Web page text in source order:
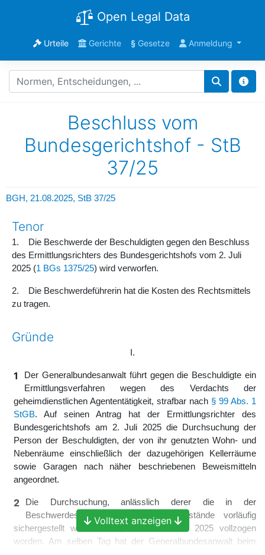
Open Legal Data
Urteile Gerichte §Gesetze Anmeldung
Beschluss vom
Bundesgerichtshof - StB
37/25
BGH, 21.08.2025, StB 37/25
Tenor
1. Die Beschwerde der Beschuldigten gegen den Beschluss
des Ermittlungsrichters des Bundesgerichtshofs vom 2. Juli
2025 (1 BGs 1375/25) wird verworfen.
2. Die Beschwerdeführerin hat die Kosten des Rechtsmittels
zu tragen.
Gründe
I.
1
Der Generalbundesanwalt führt gegen die Beschuldigte ein
Ermittlungsverfahren wegen des Verdachts der
geheimdienstlichen Agententätigkeit, strafbar nach § 99 Abs. 1
StGB. Auf seinen Antrag hat der Ermittlungsrichter des
Bundesgerichtshofs am 2. Juli 2025 die Durchsuchung der
Person der Beschuldigten, der von ihr genutzten Wohn- und
Nebenräume einschließlich der dazugehörigen Kellerräume
sowie Garagen nach näher beschriebenen Beweismitteln
angeordnet.
2
Die Durchsuchung, anlässlich derer die in der
Beschwerdeschrift aufgeführten Gegenstände vorläufig
sichergestellt worden sind, ist am 9. Juli 2025 vollzogen
worden. Am selben Tag hat der Generalbundesanwalt beim
Volltext anzeigen